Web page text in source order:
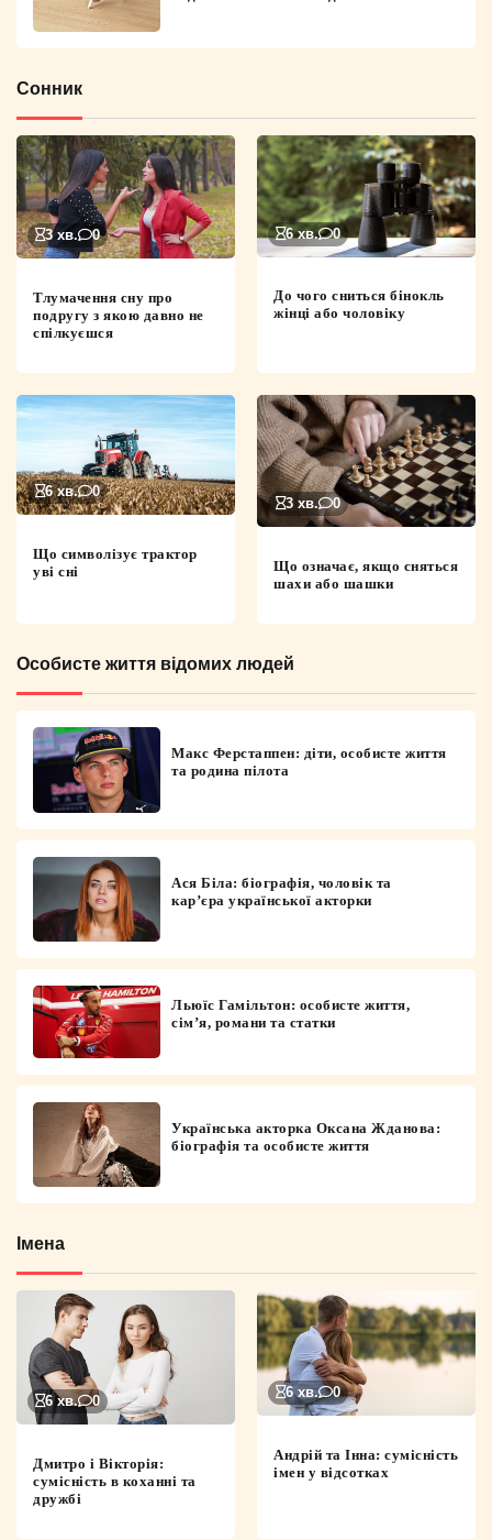
Сонник
3 хв. 0
Тлумачення сну про
подругу з якою давно не
спілкуєшся
6 хв. 0
До чого сниться бінокль
жінці або чоловіку
6 хв. 0
Що символізує трактор
уві сні
3 хв. 0
Що означає, якщо сняться
шахи або шашки
Особисте життя відомих людей
Макс Ферстаппен: діти, особисте життя
та родина пілота
Ася Біла: біографія, чоловік та
кар’єра української акторки
Льюїс Гамільтон: особисте життя,
сім’я, романи та статки
Українська акторка Оксана Жданова:
біографія та особисте життя
Імена
6 хв. 0
Дмитро і Вікторія:
сумісність в коханні та
дружбі
6 хв. 0
Андрій та Інна: сумісність
імен у відсотках